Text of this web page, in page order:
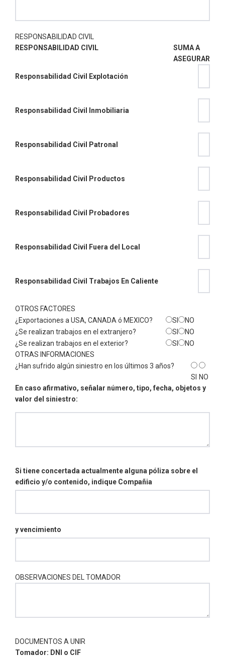
RESPONSABILIDAD CIVIL
RESPONSABILIDAD CIVIL
SUMA A
ASEGURAR
Responsabilidad Civil Explotación
Responsabilidad Civil Inmobiliaria
Responsabilidad Civil Patronal
Responsabilidad Civil Productos
Responsabilidad Civil Probadores
Responsabilidad Civil Fuera del Local
Responsabilidad Civil Trabajos En Caliente
OTROS FACTORES
¿Exportaciones a USA, CANADA ó MEXICO?
SI
NO
¿Se realizan trabajos en el extranjero?
SI
NO
¿Se realizan trabajos en el exterior?
SI
NO
OTRAS INFORMACIONES
¿Han sufrido algún siniestro en los últimos 3 años?
SI
NO
En caso afirmativo, señalar número, tipo, fecha, objetos y
valor del siniestro:
Si tiene concertada actualmente alguna póliza sobre el
edificio y/o contenido, indique Compañia
y vencimiento
OBSERVACIONES DEL TOMADOR
DOCUMENTOS A UNIR
Tomador: DNI o CIF